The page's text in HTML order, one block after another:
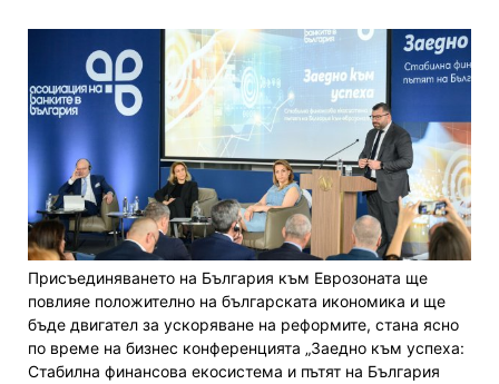
Присъединяването на България към Еврозоната ще
повлияе положително на българската икономика и ще
бъде двигател за ускоряване на реформите, стана ясно
по време на бизнес конференцията „Заедно към успеха:
Стабилна финансова екосистема и пътят на България